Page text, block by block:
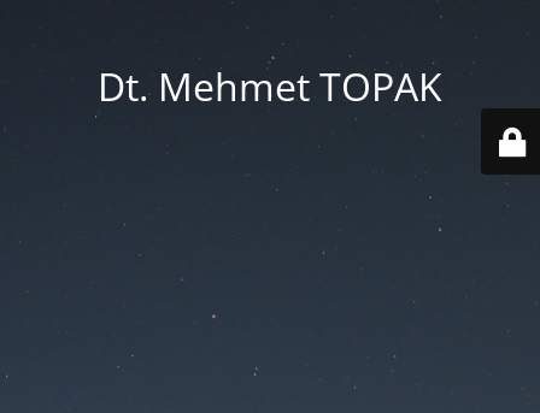
Dt. Mehmet TOPAK